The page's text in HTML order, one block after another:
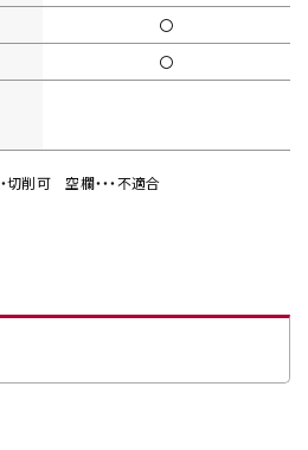
〇
〇
切削可 空欄・・・不適合